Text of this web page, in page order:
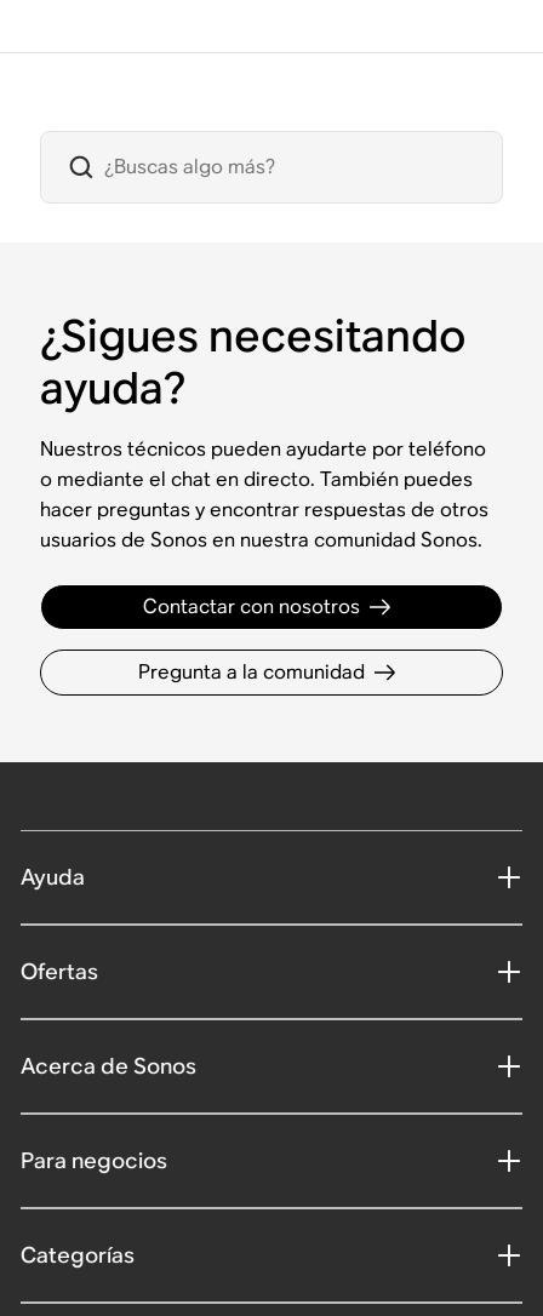
¿Sigues necesitando
ayuda?
Nuestros técnicos pueden ayudarte por teléfono
o mediante el chat en directo. También puedes
hacer preguntas y encontrar respuestas de otros
usuarios de Sonos en nuestra comunidad Sonos.
Contactar con nosotros
Pregunta a la comunidad
Ayuda
Ofertas
Acerca de Sonos
Para negocios
Categorías